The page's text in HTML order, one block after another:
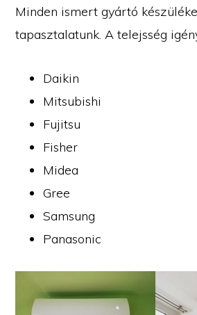
Minden ismert gyártó
tapasztalatunk. A telejsség
Daikin
Mitsubishi
Fujitsu
Fisher
Midea
Gree
Samsung
Panasonic